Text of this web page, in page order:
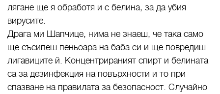
лягане ще я обработя и с белина, за да убия
вирусите.
Драга ми Шапчице, нима не знаеш, че така само
ще съсипеш пеньоара на баба си и ще повредиш
лигавиците й. Концентрираният спирт и белината
са за дезинфекция на повърхности и то при
спазване на правилата за безопасност. Случайно